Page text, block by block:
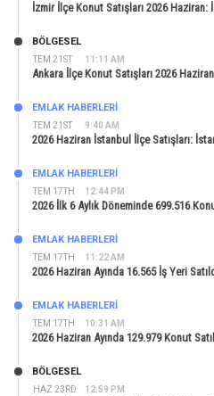
İzmir İlçe Konut Satışları 2026 Haziran:
TEM 21ST 11:11 AM
BÖLGESEL
Ankara İlçe Konut Satışları 2026
TEM 21ST 9:40 AM
EMLAK HABERLERI
2026 Haziran İstanbul İlçe Satışları:
TEM 17TH 12:44 PM
EMLAK HABERLERI
2026 İlk 6 Aylık Döneminde 699.516
TEM 17TH 11:22 AM
EMLAK HABERLERI
2026 Haziran Ayında 16.565 İş Yeri
TEM 17TH 10:31 AM
EMLAK HABERLERI
2026 Haziran Ayında 129.979 Konut
HAZ 23RD 12:59 PM
BÖLGESEL